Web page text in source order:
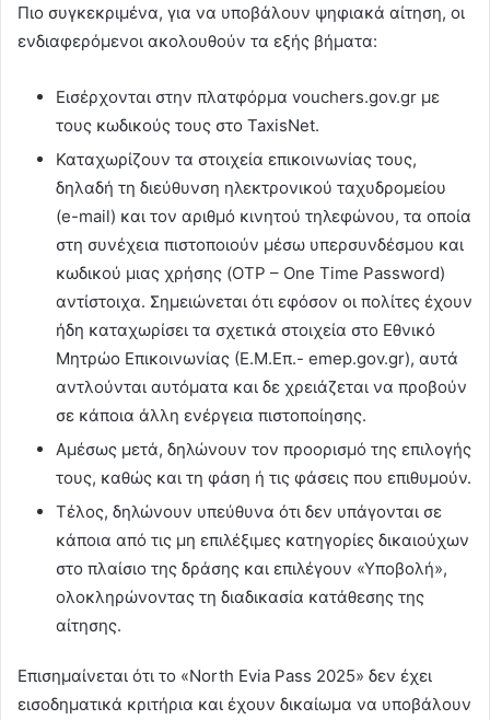
Πιο συγκεκριμένα, για να υποβάλουν ψηφιακά αίτηση, οι
ενδιαφερόμενοι ακολουθούν τα εξής βήματα:
Εισέρχονται στην πλατφόρμα vouchers.gov.gr με
τους κωδικούς τους στο TaxisΝet.
Καταχωρίζουν τα στοιχεία επικοινωνίας τους,
δηλαδή τη διεύθυνση ηλεκτρονικού ταχυδρομείου
(e-mail) και τον αριθμό κινητού τηλεφώνου, τα οποία
στη συνέχεια πιστοποιούν μέσω υπερσυνδέσμου και
κωδικού μιας χρήσης (OTP – One Time Password)
αντίστοιχα. Σημειώνεται ότι εφόσον οι πολίτες έχουν
ήδη καταχωρίσει τα σχετικά στοιχεία στο Εθνικό
Μητρώο Επικοινωνίας (Ε.Μ.Επ.- emep.gov.gr), αυτά
αντλούνται αυτόματα και δε χρειάζεται να προβούν
σε κάποια άλλη ενέργεια πιστοποίησης.
Αμέσως μετά, δηλώνουν τον προορισμό της επιλογής
τους, καθώς και τη φάση ή τις φάσεις που επιθυμούν.
Τέλος, δηλώνουν υπεύθυνα ότι δεν υπάγονται σε
κάποια από τις μη επιλέξιμες κατηγορίες δικαιούχων
στο πλαίσιο της δράσης και επιλέγουν «Υποβολή»,
ολοκληρώνοντας τη διαδικασία κατάθεσης της
αίτησης.
Επισημαίνεται ότι τo «North Evia Pass 2025» δεν έχει
εισοδηματικά κριτήρια και έχουν δικαίωμα να υποβάλουν